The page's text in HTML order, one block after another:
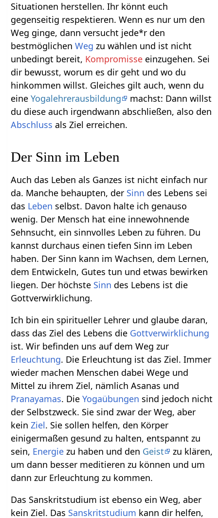
Situationen herstellen. Ihr könnt euch
gegenseitig respektieren. Wenn es nur um den
Weg ginge, dann versucht jede*r den
bestmöglichenWeg zu wählen und ist nicht
unbedingt bereit, Kompromisse einzugehen. Sei
dir bewusst, worum es dir geht und wo du
hinkommen willst. Gleiches gilt auch, wenn du
eineYogalehrerausbildung
machst: Dann willst
du diese auch irgendwann abschließen, also den
Abschluss als Ziel erreichen.
Der Sinn im Leben
Auch das Leben als Ganzes ist nicht einfach nur
da. Manche behaupten, der Sinn des Lebens sei
das Leben selbst. Davon halte ich genauso
wenig. Der Mensch hat eine innewohnende
Sehnsucht, ein sinnvolles Leben zu führen. Du
kannst durchaus einen tiefen Sinn im Leben
haben. Der Sinn kann im Wachsen, dem Lernen,
dem Entwickeln, Gutes tun und etwas bewirken
liegen. Der höchste Sinn des Lebens ist die
Gottverwirklichung.
Ich bin ein spiritueller Lehrer und glaube daran,
dass das Ziel des Lebens die Gottverwirklichung
ist. Wir befinden uns auf dem Weg zur
Erleuchtung. Die Erleuchtung ist das Ziel. Immer
wieder machen Menschen dabei Wege und
Mittel zu ihrem Ziel, nämlich Asanas und
Pranayamas. DieYogaübungen sind jedoch nicht
der Selbstzweck. Sie sind zwar der Weg, aber
keinZiel. Sie sollen helfen, den Körper
einigermaßen gesund zu halten, entspannt zu
sein, Energie zu haben und den Geist
zu klären,
um dann besser meditieren zu können und um
dann zur Erleuchtung zu kommen.
Das Sanskritstudium ist ebenso ein Weg, aber
kein Ziel. Das Sanskritstudium kann dir helfen,